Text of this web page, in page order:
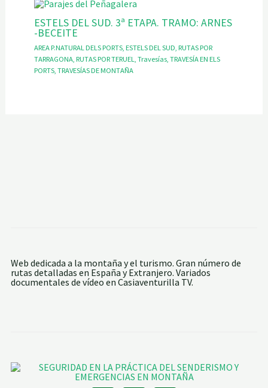
ESTELS DEL SUD. 3ª ETAPA. TRAMO: ARNES
-BECEITE
AREA P.NATURAL DELS PORTS, ESTELS DEL SUD, RUTAS POR
TARRAGONA, RUTAS POR TERUEL, Travesías, TRAVESÍA EN ELS
PORTS, TRAVESÍAS DE MONTAÑA
Web dedicada a la montaña y el turismo. Gran número de
rutas detalladas en España y Extranjero. Variados
documentales de vídeo en Casiaventurilla TV.